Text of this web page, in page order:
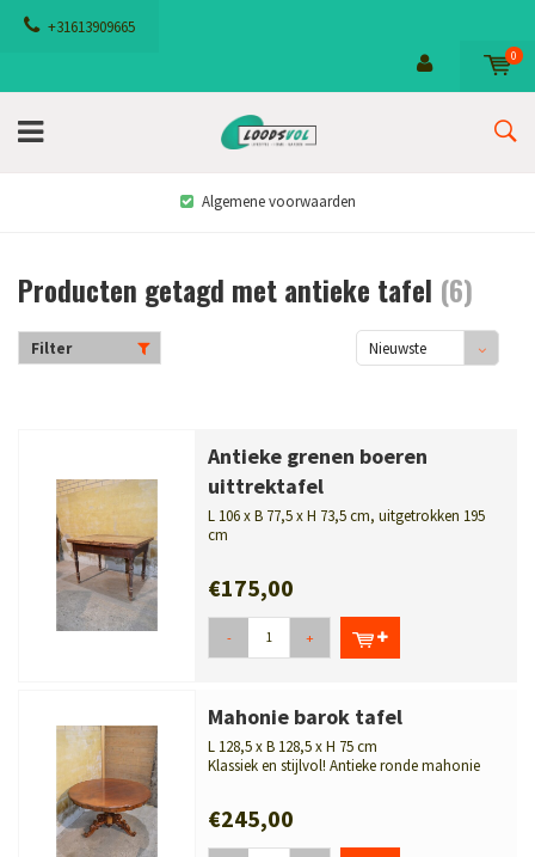
+31613909665
0
Algemene voorwaarden
Producten getagd met antieke tafel (6)
Filter
Nieuwste
Antieke grenen boeren
uittrektafel
L 106 x B 77,5 x H 73,5 cm, uitgetrokken 195
cm
€175,00
- +
Mahonie barok tafel
L 128,5 x B 128,5 x H 75 cm
Klassiek en stijlvol! Antieke ronde mahonie
€245,00